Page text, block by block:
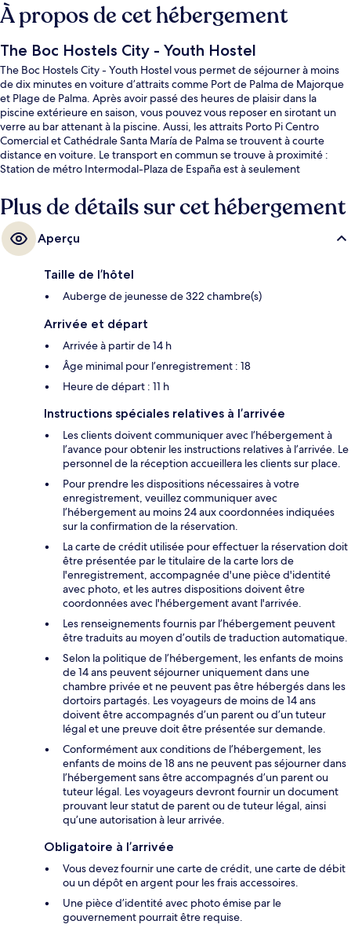
À propos de cet hébergement
The Boc Hostels City - Youth Hostel
The Boc Hostels City - Youth Hostel vous permet de séjourner à moins
de dix minutes en voiture d’attraits comme Port de Palma de Majorque
et Plage de Palma. Après avoir passé des heures de plaisir dans la
piscine extérieure en saison, vous pouvez vous reposer en sirotant un
verre au bar attenant à la piscine. Aussi, les attraits Porto Pi Centro
Comercial et Cathédrale Santa María de Palma se trouvent à courte
distance en voiture. Le transport en commun se trouve à proximité :
Station de métro Intermodal-Plaza de España est à seulement
Plus de détails sur cet hébergement
Aperçu
Taille de l’hôtel
Auberge de jeunesse de 322 chambre(s)
Arrivée et départ
Arrivée à partir de 14 h
Âge minimal pour l’enregistrement : 18
Heure de départ : 11 h
Instructions spéciales relatives à l’arrivée
Les clients doivent communiquer avec l’hébergement à
l’avance pour obtenir les instructions relatives à l’arrivée. Le
personnel de la réception accueillera les clients sur place.
Pour prendre les dispositions nécessaires à votre
enregistrement, veuillez communiquer avec
l’hébergement au moins 24 aux coordonnées indiquées
sur la confirmation de la réservation.
La carte de crédit utilisée pour effectuer la réservation doit
être présentée par le titulaire de la carte lors de
l'enregistrement, accompagnée d'une pièce d'identité
avec photo, et les autres dispositions doivent être
coordonnées avec l'hébergement avant l'arrivée.
Les renseignements fournis par l’hébergement peuvent
être traduits au moyen d’outils de traduction automatique.
Selon la politique de l’hébergement, les enfants de moins
de 14 ans peuvent séjourner uniquement dans une
chambre privée et ne peuvent pas être hébergés dans les
dortoirs partagés. Les voyageurs de moins de 14 ans
doivent être accompagnés d’un parent ou d’un tuteur
légal et une preuve doit être présentée sur demande.
Conformément aux conditions de l’hébergement, les
enfants de moins de 18 ans ne peuvent pas séjourner dans
l’hébergement sans être accompagnés d’un parent ou
tuteur légal. Les voyageurs devront fournir un document
prouvant leur statut de parent ou de tuteur légal, ainsi
qu’une autorisation à leur arrivée.
Obligatoire à l’arrivée
Vous devez fournir une carte de crédit, une carte de débit
ou un dépôt en argent pour les frais accessoires.
Une pièce d’identité avec photo émise par le
gouvernement pourrait être requise.